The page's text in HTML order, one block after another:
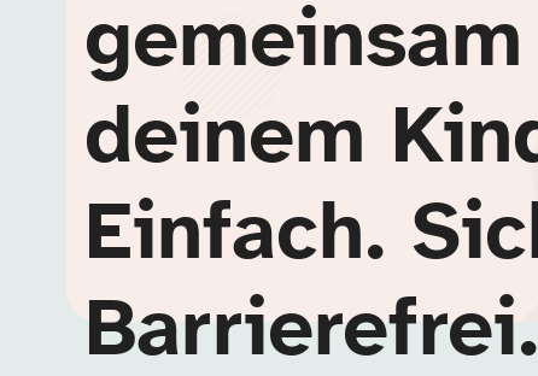
deinem
Einfach.
Barrierefrei.